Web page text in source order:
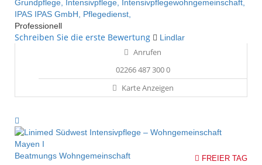
Grundpflege, Intensivpflege, Intensivpflegewohngemeinschaft,
IPAS IPAS GmbH, Pflegedienst,
Professionell
Schreiben Sie die erste Bewertung Lindlar
Anrufen
02266 487 300 0
Karte Anzeigen
Beatmungs Wohngemeinschaft FREIER TAG